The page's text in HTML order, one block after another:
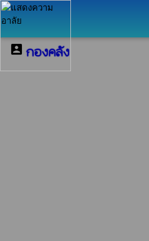
account_box กองคลัง